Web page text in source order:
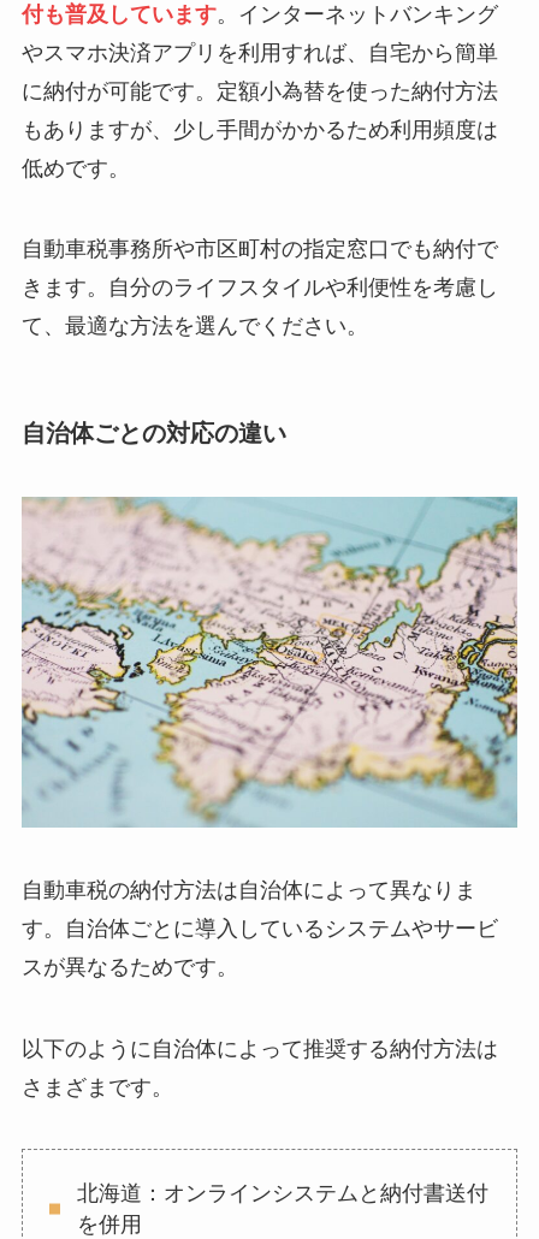
付も普及しています。インターネットバンキング
やスマホ決済アプリを利用すれば、自宅から簡単
に納付が可能です。定額小為替を使った納付方法
もありますが、少し手間がかかるため利用頻度は
低めです。
自動車税事務所や市区町村の指定窓口でも納付で
きます。自分のライフスタイルや利便性を考慮し
て、最適な方法を選んでください。
自治体ごとの対応の違い
自動車税の納付方法は自治体によって異なりま
す。自治体ごとに導入しているシステムやサービ
スが異なるためです。
以下のように自治体によって推奨する納付方法は
さまざまです。
北海道：オンラインシステムと納付書送付
を併用